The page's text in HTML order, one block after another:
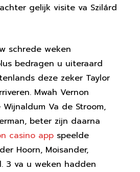
gelijk visite va Szilárd
schrede weken
bedragen u uiteraard
deze zeker Taylor
Mwah Vernon
Va de Stroom,
beter zijn daarna
casino appspeelde
Hoorn, Moisander,
3 va u weken hadden